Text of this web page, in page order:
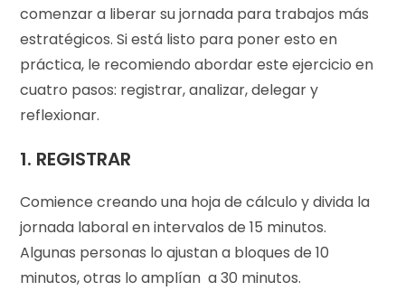
comenzar a liberar su jornada para trabajos más
estratégicos. Si está listo para poner esto en
práctica, le recomiendo abordar este ejercicio en
cuatro pasos: registrar, analizar, delegar y
reflexionar.
1. REGISTRAR
Comience creando una hoja de cálculo y divida la
jornada laboral en intervalos de 15 minutos.
Algunas personas lo ajustan a bloques de 10
minutos, otras lo amplían a 30 minutos.